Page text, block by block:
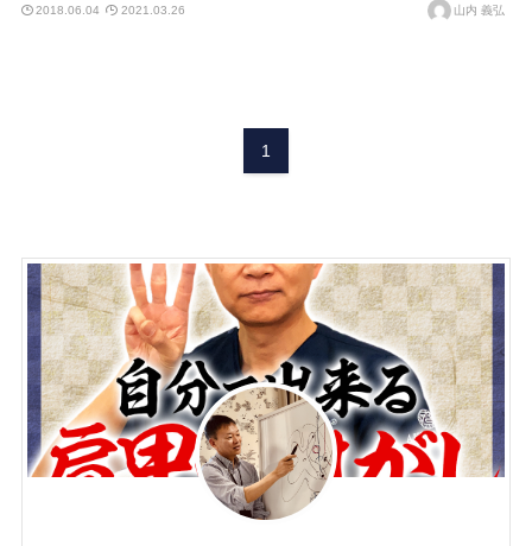
2018.06.04 2021.03.26 山内 義弘
1